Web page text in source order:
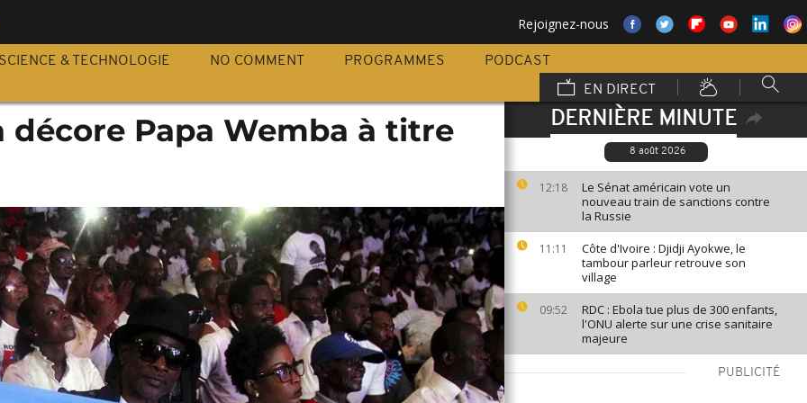
Rejoignez-nous
SCIENCE & TECHNOLOGIE NO COMMENT PROGRAMMES
PODCAST
EN DIRECT
DERNIÈRE MINUTE
8 août 2026
12:18
Le Sénat américain vote un
nouveau train de sanctions contre
la Russie
11:11
Côte d'Ivoire : Djidji Ayokwe, le
tambour parleur retrouve son
village
09:52
RDC : Ebola tue plus de 300 enfants,
l'ONU alerte sur une crise sanitaire
majeure
PUBLICITÉ
décore Papa Wemba à titre